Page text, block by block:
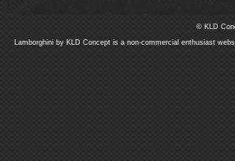
© KLD
Lamborghini by KLD Concept is a non-commercial enthusiast